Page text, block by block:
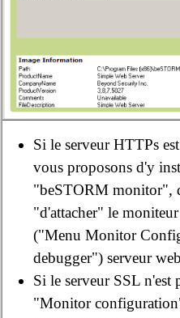
Si le serveur HTTPs
vous proposons d'y
"beSTORM monitor",
"d'attacher" le
("Menu Monitor
debugger") serveur
Si le serveur SSL n'est
"Monitor